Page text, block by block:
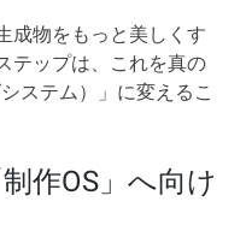
成物をもっと美しくす
テップは、これを真の
ステム）」に変えるこ
作OS」へ向け